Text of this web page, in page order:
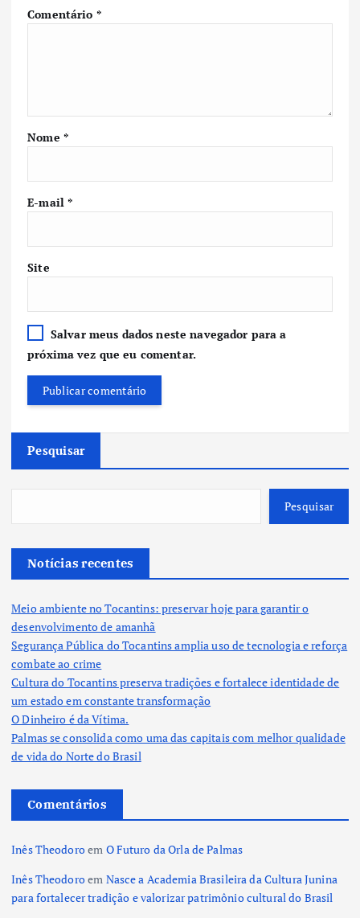
Comentário *
Nome *
E-mail*
Site
Salvar meus dados neste navegador para a
próxima vez que eu comentar.
Pesquisar
Pesquisar
Notícias recentes
Meio ambiente no Tocantins: preservar hoje para garantir o
desenvolvimento de amanhã
Segurança Pública do Tocantins amplia uso de tecnologia e reforça
combate ao crime
Cultura do Tocantins preserva tradições e fortalece identidade de
um estado em constante transformação
O Dinheiro é da Vítima.
Palmas se consolida como uma das capitais com melhor qualidade
de vida do Norte do Brasil
Comentários
Inês Theodoroem O Futuro da Orla de Palmas
Inês Theodoroem Nasce a Academia Brasileira da Cultura Junina
para fortalecer tradição e valorizar patrimônio cultural do Brasil